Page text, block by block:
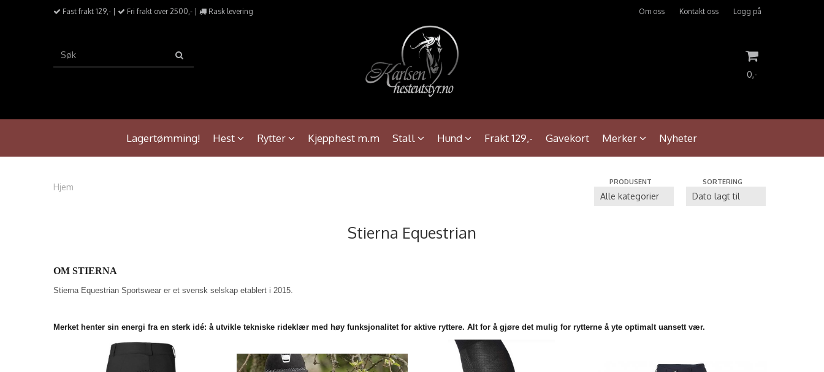
Fast frakt 129,- | Fri frakt over 2500,- | Rask levering Om oss Kontakt oss Logg på
0,-
Lagertømming! Hest Rytter Kjepphest m.m Stall Hund Frakt 129,- Gavekort Merker Nyheter
Hjem PRODUSENT SORTERING
Stierna Equestrian
OM STIERNA
Stierna Equestrian Sportswear er et svensk selskap etablert i 2015.
Merket henter sin energi fra en sterk idé: å utvikle tekniske rideklær med høy funksjonalitet for aktive ryttere. Alt for å gjøre det mulig for rytterne å yte optimalt uansett vær.